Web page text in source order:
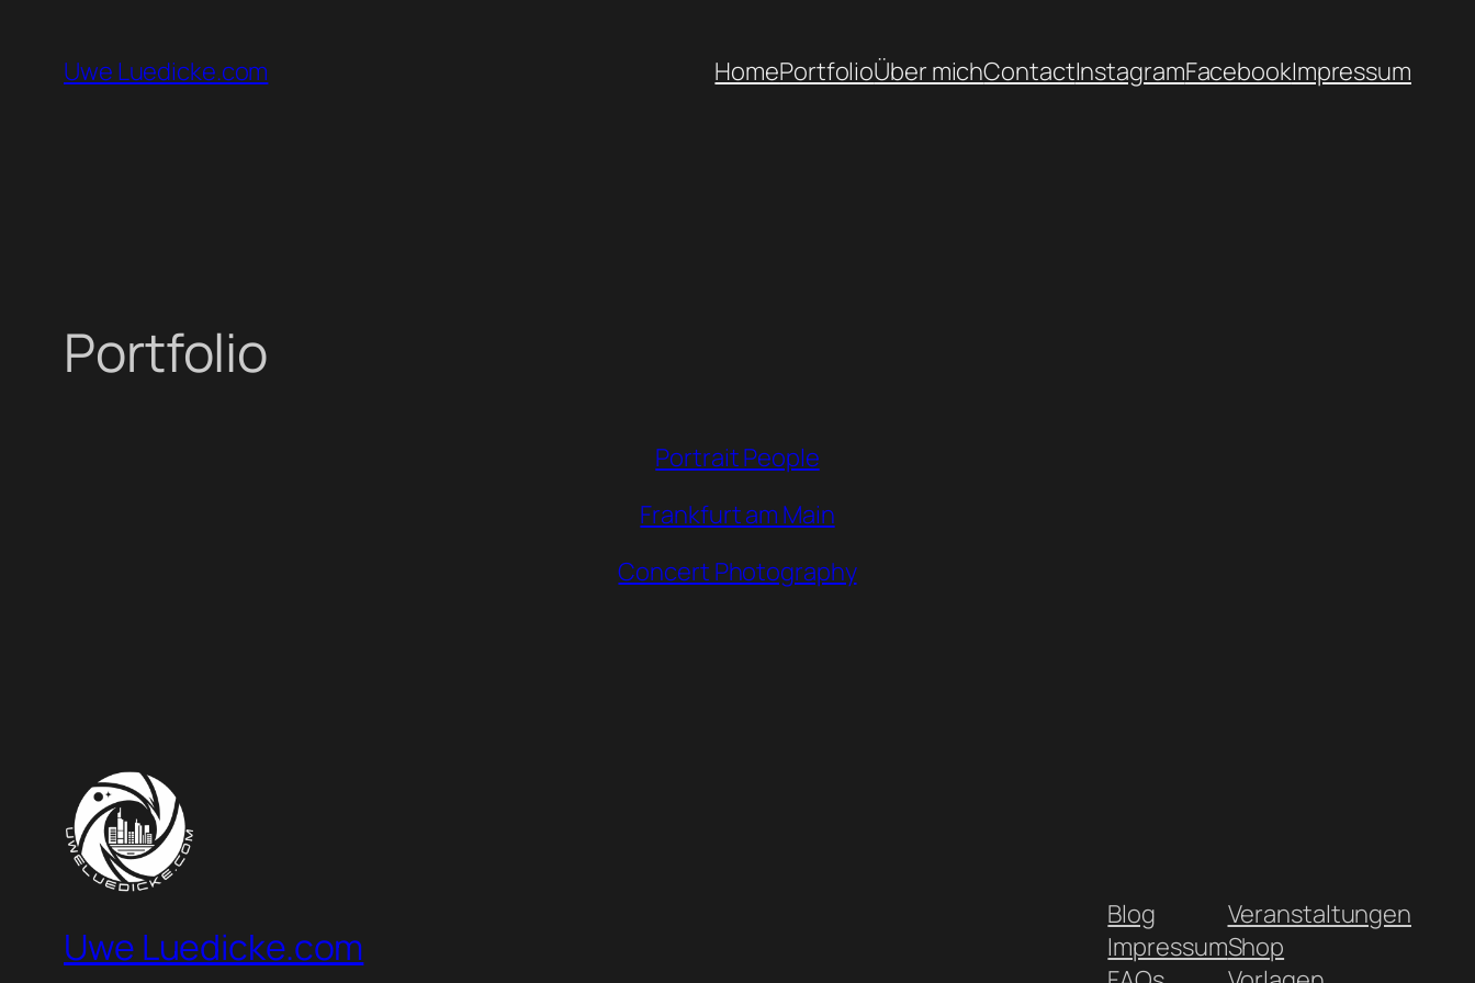
Inhalt
springen
Uwe Luedicke.com HomePortfolioÜber michContactInstagramFacebookImpressum
Portfolio
Portrait People
Frankfurt am Main
Concert Photography
Uwe Luedicke.com
Blog
Impressum
Veranstaltungen
Shop